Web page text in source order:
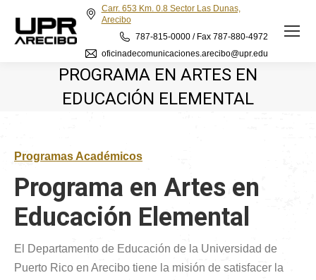
Carr. 653 Km. 0.8 Sector Las Dunas,
Arecibo
787-815-0000 / Fax 787-880-4972
oficinadecomunicaciones.arecibo@upr.edu
PROGRAMA EN ARTES EN
EDUCACIÓN ELEMENTAL
Programas Académicos
Programa en Artes en
Educación Elemental
El Departamento de Educación de la Universidad de
Puerto Rico en Arecibo tiene la misión de satisfacer la